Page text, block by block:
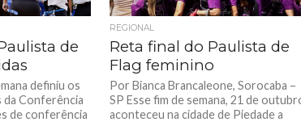
de
definiu os
da Conferência
de conferência
REGIONAL
Reta final do Paulista de
Flag feminino
Por Bianca Brancaleone, Sorocaba –
SP Esse fim de semana, 21 de
aconteceu na cidade de Piedade a